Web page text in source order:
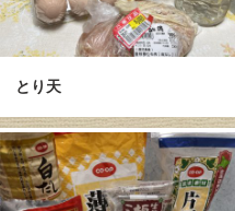
とり天